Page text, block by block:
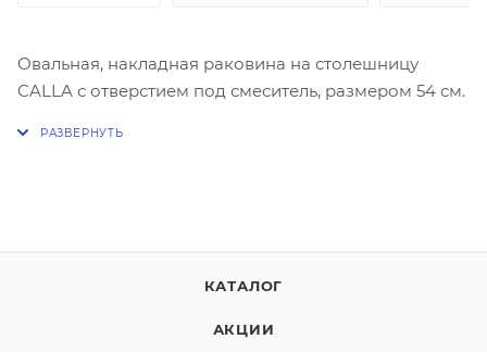
Овальная, накладная раковина на столешницу
CALLA с отверстием под смеситель, размером 54 см.
КАТАЛОГ
АКЦИИ